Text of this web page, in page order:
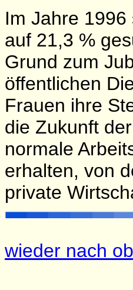
Im Jahre
auf 21,3 %
Grund zum
öffentlichen
Frauen ihre
die Zukunft
normale
erhalten, von
private
wieder nach